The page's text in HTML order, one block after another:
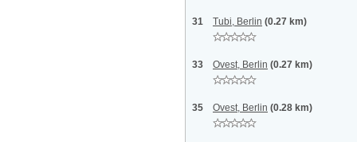
31 Tubi, Berlin (0.27 km)
33 Ovest, Berlin (0.27 km)
35 Ovest, Berlin (0.28 km)